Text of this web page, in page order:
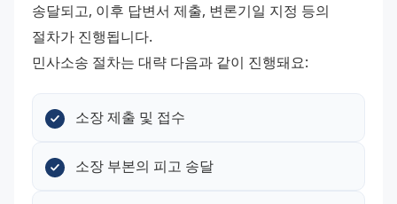
송달되고, 이후 답변서 제출, 변론기일 지정 등의
절차가 진행됩니다.
민사소송 절차는 대략 다음과 같이 진행돼요:
소장 제출 및 접수
소장 부본의 피고 송달